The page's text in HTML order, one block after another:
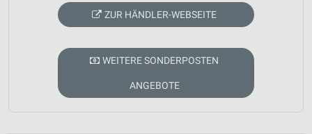
ZUR HÄNDLER-WEBSEITE
WEITERE SONDERPOSTEN
ANGEBOTE